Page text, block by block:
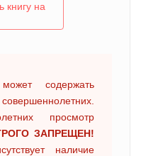
книгу на
содержать
просмотр
ЗАПРЕЩЕН!
наличие